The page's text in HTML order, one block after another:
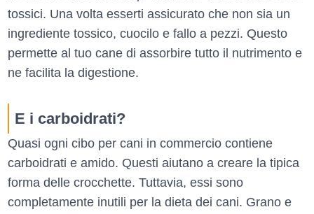
tossici. Una volta esserti assicurato che non sia un
ingrediente tossico, cuocilo e fallo a pezzi. Questo
permette al tuo cane di assorbire tutto il nutrimento e
ne facilita la digestione.
E i carboidrati?
Quasi ogni cibo per cani in commercio contiene
carboidrati e amido. Questi aiutano a creare la tipica
forma delle crocchette. Tuttavia, essi sono
completamente inutili per la dieta dei cani. Grano e